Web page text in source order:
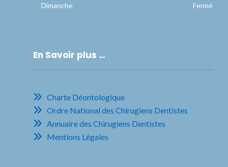
Dimanche Fermé
En Savoir plus …
Charte Déontologique
Ordre National des Chirugiens Dentistes
Annuaire des Chirugiens Dentistes
Mentions Légales